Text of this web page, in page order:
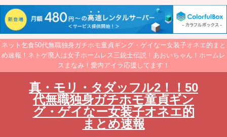
ネット乞食50代無職独身ガチホモ童貞ギング・ゲイなー女装子オネエ的まと
め速報！ネトゲ廃人は女子ホームレス三銃士伝説！あおいちゃん！ホームレ
スまなみ！愛内アイラ応援してます！
真・モリ・タダッフル2！！50
代無職独身ガチホモ童貞ギン
グ・ゲイなー女装子オネエ的
まとめ速報